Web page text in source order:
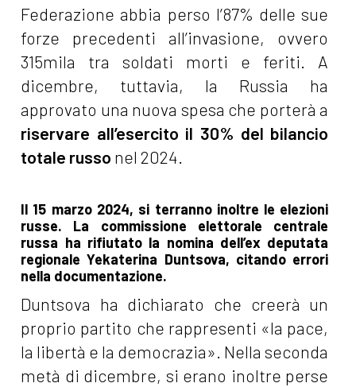
Federazione abbia perso l’87% delle sue
forze precedenti all’invasione, ovvero
315mila tra soldati morti e feriti. A
dicembre, tuttavia, la Russia ha
approvato una nuova spesa che porterà a
riservare all’esercito il 30% del bilancio
totale russo nel 2024.
Il 15 marzo 2024, si terranno inoltre le elezioni
russe. La commissione elettorale centrale
russa ha rifiutato la nomina dell’ex deputata
regionale Yekaterina Duntsova, citando errori
nella documentazione.
Duntsova ha dichiarato che creerà un
proprio partito che rappresenti «la pace,
la libertà e la democrazia». Nella seconda
metà di dicembre, si erano inoltre perse